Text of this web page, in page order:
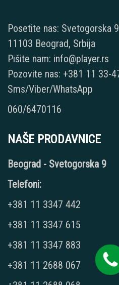
Posetite nas: Svetogorska
11103 Beograd, Srbija
Pišite nam: info@player.rs
Pozovite nas: +381 11 33-
Sms/Viber/WhatsApp
060/6470116
NAŠE PRODAVNICE
Beograd - Svetogorska 9
Telefoni:
+381 11 3347 442
+381 11 3347 615
+381 11 3347 883
+381 11 2688 067